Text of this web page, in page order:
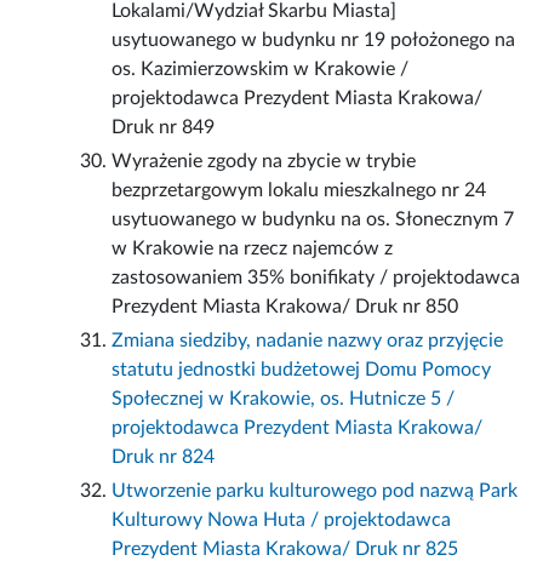
Lokalami/Wydział Skarbu Miasta]
usytuowanego w budynku nr 19 położonego na
os. Kazimierzowskim w Krakowie /
projektodawca Prezydent Miasta Krakowa/
Druk nr 849
Wyrażenie zgody na zbycie w trybie
bezprzetargowym lokalu mieszkalnego nr 24
usytuowanego w budynku na os. Słonecznym 7
w Krakowie na rzecz najemców z
zastosowaniem 35% bonifikaty / projektodawca
Prezydent Miasta Krakowa/ Druk nr 850
Zmiana siedziby, nadanie nazwy oraz przyjęcie
statutu jednostki budżetowej Domu Pomocy
Społecznej w Krakowie, os. Hutnicze 5 /
projektodawca Prezydent Miasta Krakowa/
Druk nr 824
Utworzenie parku kulturowego pod nazwą Park
Kulturowy Nowa Huta / projektodawca
Prezydent Miasta Krakowa/ Druk nr 825